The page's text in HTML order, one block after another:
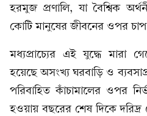
হরমুজ প্রণালি, যা বৈশ্বিক
কোটি মানুষের জীবনের ওপর
মধ্যপ্রাচ্যের এই যুদ্ধে মারা
হয়েছে অসংখ্য ঘরবাড়ি ও
পরিবাহিত কাঁচামালের ওপর
হওয়ায় বছরের শেষ দিকে